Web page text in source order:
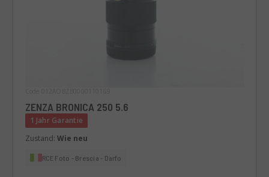
ZENZA BRONICA 250 5.6
1 Jahr Garantie
Zustand: Wie neu
RCE Foto - Brescia - Darfo